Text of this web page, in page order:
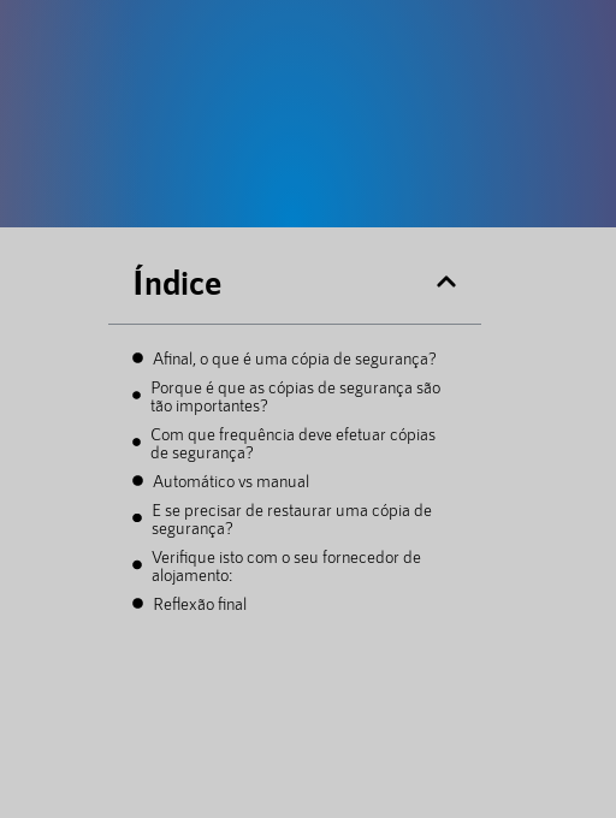
Índice
Afinal, o que é uma cópia de segurança?
Porque é que as cópias de segurança são
tão importantes?
Com que frequência deve efetuar cópias
de segurança?
Automático vs manual
E se precisar de restaurar uma cópia de
segurança?
Verifique isto com o seu fornecedor de
alojamento:
Reflexão final